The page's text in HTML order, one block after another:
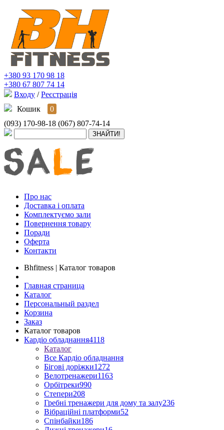
+380 93 170 98 18
+380 67 807 74 14
Входу / Реєстрація
Кошик
0
(093) 170-98-18 (067) 807-74-14
Про нас
Доставка і оплата
Комплектуємо зали
Повернення товару
Поради
Оферта
Контакти
Bhfitness | Каталог товаров
Главная страница
Каталог
Персональный раздел
Корзина
Заказ
Каталог товаров
Кардіо обладнання4118
Каталог
Все Кардіо обладнання
Бігові доріжки1272
Велотренажери1163
Орбітреки990
Степери208
Гребні тренажери для дому та залу236
Вібраційні платформи52
Спінбайки186